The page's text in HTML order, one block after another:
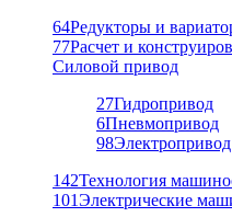
64Редукторы и
77Расчет и
Силовой привод
27Гидропривод
6Пневмопривод
98Электропривод
142Технология
101Электрические